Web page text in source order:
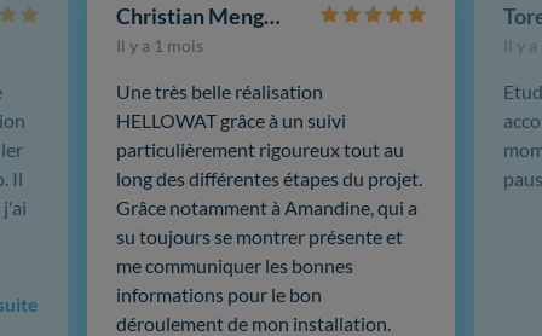
Christian Mengotti
Il y a 1 mois
Une très belle réalisation
HELLOWAT grâce à un suivi
particulièrement rigoureux tout au
long des différentes étapes du projet.
Grâce notamment à Amandine, qui a
su toujours se montrer présente et
me communiquer les bonnes
informations pour le bon
déroulement de mon installation.
Il y
Il